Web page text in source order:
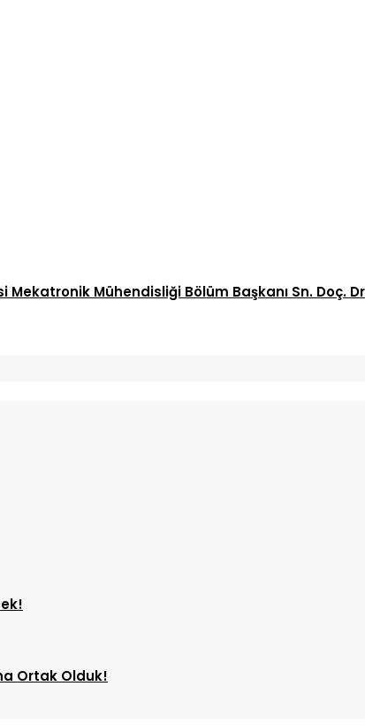
Mekatronik Mühendisliği Bölüm Başkanı Sn. Doç.
Ortak Olduk!